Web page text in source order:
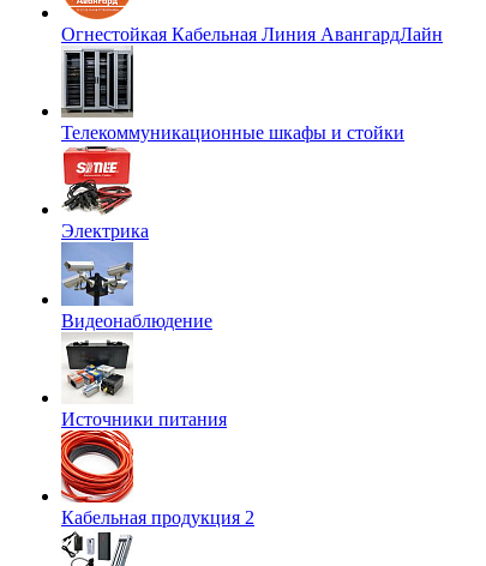
Огнестойкая Кабельная Линия АвангардЛайн
Телекоммуникационные шкафы и стойки
Электрика
Видеонаблюдение
Источники питания
Кабельная продукция 2